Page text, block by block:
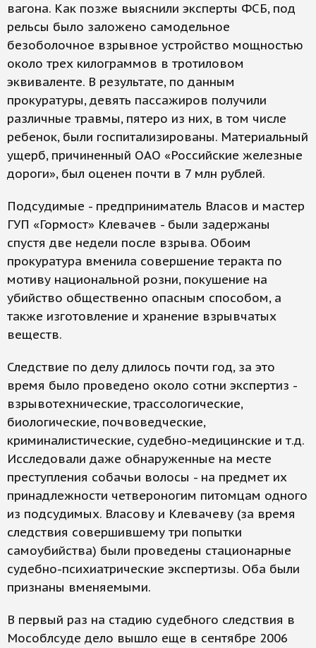
вагона. Как позже выяснили эксперты ФСБ, под
рельсы было заложено самодельное
безоболочное взрывное устройство мощностью
около трех килограммов в тротиловом
эквиваленте. В результате, по данным
прокуратуры, девять пассажиров получили
различные травмы, пятеро из них, в том числе
ребенок, были госпитализированы. Материальный
ущерб, причиненный ОАО «Российские железные
дороги», был оценен почти в 7 млн рублей.
Подсудимые - предприниматель Власов и мастер
ГУП «Гормост» Клевачев - были задержаны
спустя две недели после взрыва. Обоим
прокуратура вменила совершение теракта по
мотиву национальной розни, покушение на
убийство общественно опасным способом, а
также изготовление и хранение взрывчатых
веществ.
Следствие по делу длилось почти год, за это
время было проведено около сотни экспертиз -
взрывотехнические, трассологические,
биологические, почвоведческие,
криминалистические, судебно-медицинские и т.д.
Исследовали даже обнаруженные на месте
преступления собачьи волосы - на предмет их
принадлежности четвероногим питомцам одного
из подсудимых. Власову и Клевачеву (за время
следствия совершившему три попытки
самоубийства) были проведены стационарные
судебно-психиатрические экспертизы. Оба были
признаны вменяемыми.
В первый раз на стадию судебного следствия в
Мособлсуде дело вышло еще в сентябре 2006